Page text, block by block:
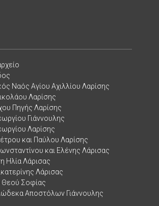
Ναός Αγίου Αχιλλίου Λαρίσης
Λαρίσης
Πηγής Λαρίσης
Γιάννουλης
Λαρίσης
και Παύλου Λαρίσης
και Ελένης Λάρισας
Ηλία Λάρισας
Λάρισας
Θεού Σοφίας
Αποστόλων Γιάννουλης